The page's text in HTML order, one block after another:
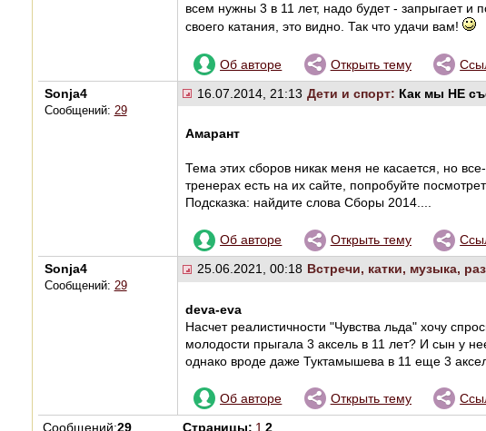
всем нужны 3 в 11 лет, надо будет - запрыгает и
своего катания, это видно. Так что удачи вам!
Об авторе Открыть тему
Sonja4
Сообщений: 29
16.07.2014, 21:13 Дети и спорт: Как мы НЕ
Амарант
Тема этих сборов никак меня не касается, но
тренерах есть на их сайте, попробуйте
Подсказка: найдите слова Сборы 2014....
Об авторе Открыть тему
Sonja4
Сообщений: 29
25.06.2021, 00:18 Встречи, катки, музыка,
deva-eva
Насчет реалистичности "Чувства льда" хочу
молодости прыгала 3 аксель в 11 лет? И сын у
однако вроде даже Туктамышева в 11 еще 3
Об авторе Открыть тему
Сообщений:29 Страницы: 1 2